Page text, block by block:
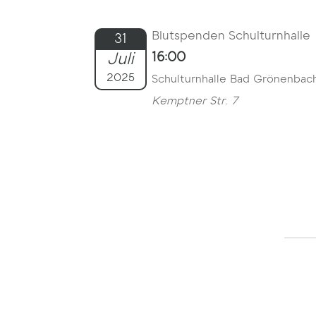
31
Juli
2025
Blutspenden Schulturnhalle
16:00
Schulturnhalle Bad
Kemptner Str. 7